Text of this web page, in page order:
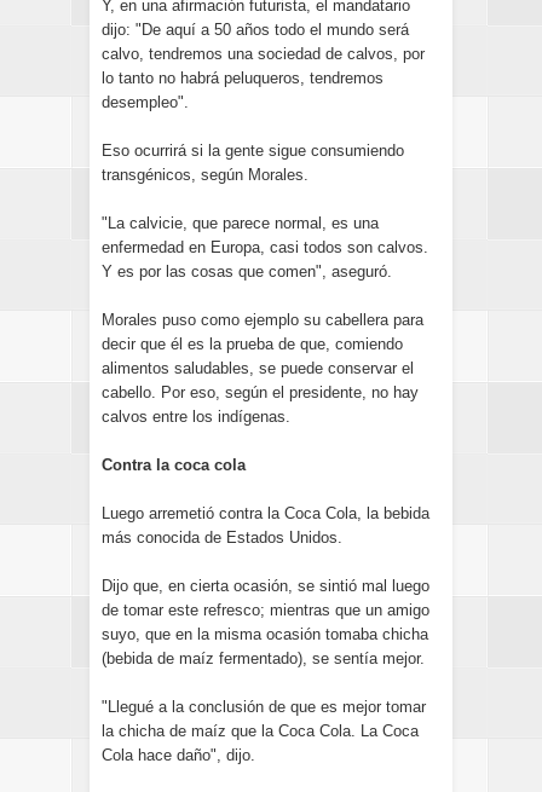
Y, en una afirmación futurista, el mandatario
dijo: "De aquí a 50 años todo el mundo será
calvo, tendremos una sociedad de calvos, por
lo tanto no habrá peluqueros, tendremos
desempleo".
Eso ocurrirá si la gente sigue consumiendo
transgénicos, según Morales.
"La calvicie, que parece normal, es una
enfermedad en Europa, casi todos son calvos.
Y es por las cosas que comen", aseguró.
Morales puso como ejemplo su cabellera para
decir que él es la prueba de que, comiendo
alimentos saludables, se puede conservar el
cabello. Por eso, según el presidente, no hay
calvos entre los indígenas.
Contra la coca cola
Luego arremetió contra la Coca Cola, la bebida
más conocida de Estados Unidos.
Dijo que, en cierta ocasión, se sintió mal luego
de tomar este refresco; mientras que un amigo
suyo, que en la misma ocasión tomaba chicha
(bebida de maíz fermentado), se sentía mejor.
"Llegué a la conclusión de que es mejor tomar
la chicha de maíz que la Coca Cola. La Coca
Cola hace daño", dijo.